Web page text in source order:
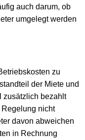
auch darum, ob
umgelegt werden
zu
der Miete und
zusätzlich bezahlt
nicht
davon abweichen
in Rechnung